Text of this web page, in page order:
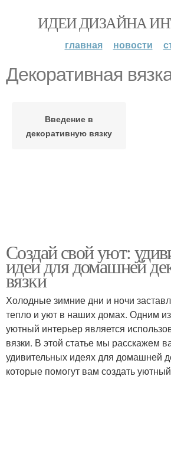
ИДЕИ ДИЗАЙНА
главная новости
Декоративная
Введение в
декоративную вязку
Создай свой уют:
идеи для домашней
вязки
Холодные зимние дни и ночи
тепло и уют в наших домах. Одним
уютный интерьер является
вязки. В этой статье мы расскажем
удивительных идеях для домашней
которые помогут вам создать